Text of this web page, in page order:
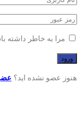
مرا به خاطر داشته
هنوز عضو نشده اید؟